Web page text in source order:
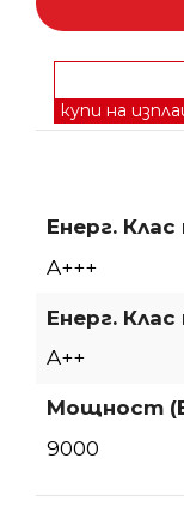
купи на
Енерг.
A+++
Енерг.
A++
Мощност
9000